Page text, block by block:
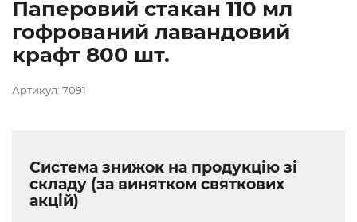
Паперовий стакан 110 мл
гофрований лавандовий
крафт 800 шт.
Артикул: 7091
Система знижок на продукцію зі
складу (за винятком святкових
акцій)